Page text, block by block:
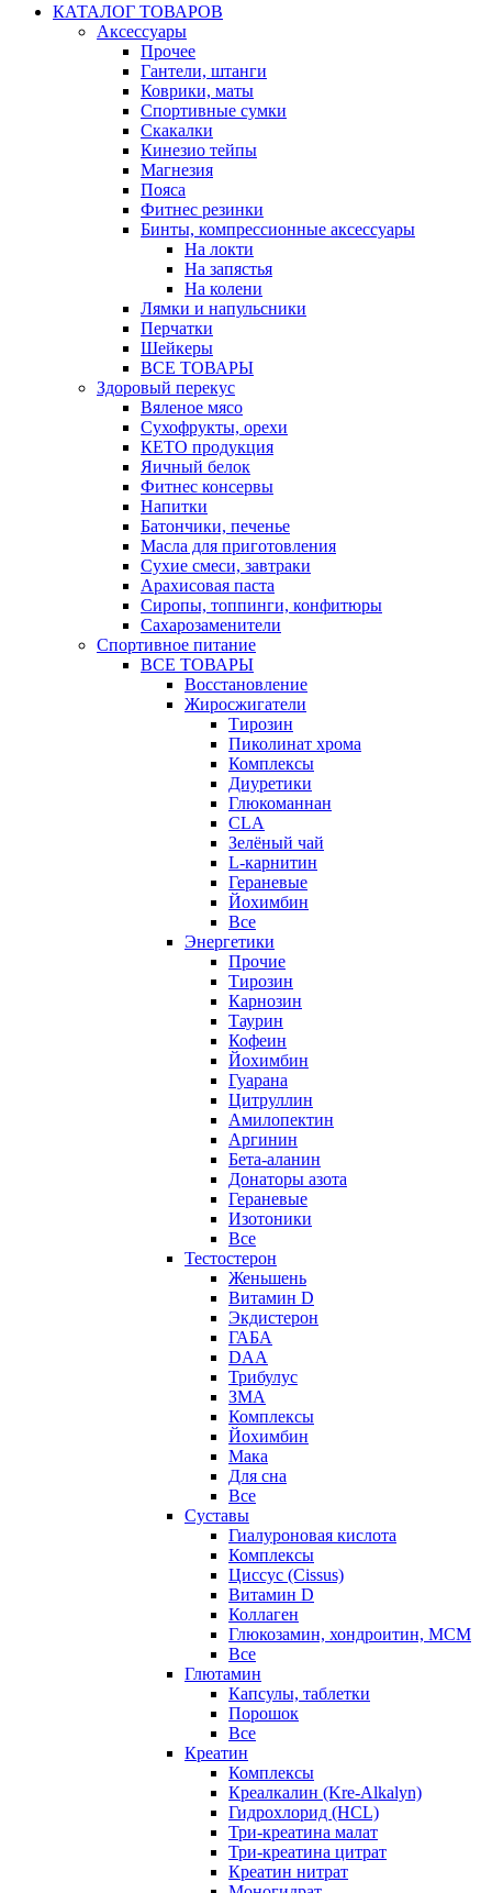
КАТАЛОГ ТОВАРОВ
Аксессуары
Прочее
Гантели, штанги
Коврики, маты
Спортивные сумки
Скакалки
Кинезио тейпы
Магнезия
Пояса
Фитнес резинки
Бинты, компрессионные аксессуары
На локти
На запястья
На колени
Лямки и напульсники
Перчатки
Шейкеры
ВСЕ ТОВАРЫ
Здоровый перекус
Вяленое мясо
Сухофрукты, орехи
КЕТО продукция
Яичный белок
Фитнес консервы
Напитки
Батончики, печенье
Масла для приготовления
Сухие смеси, завтраки
Арахисовая паста
Сиропы, топпинги, конфитюры
Сахарозаменители
Спортивное питание
ВСЕ ТОВАРЫ
Восстановление
Жиросжигатели
Тирозин
Пиколинат хрома
Комплексы
Диуретики
Глюкоманнан
CLA
Зелёный чай
L-карнитин
Гераневые
Йохимбин
Все
Энергетики
Прочие
Тирозин
Карнозин
Таурин
Кофеин
Йохимбин
Гуарана
Цитруллин
Амилопектин
Аргинин
Бета-аланин
Донаторы азота
Гераневые
Изотоники
Все
Тестостерон
Женьшень
Витамин D
Экдистерон
ГАБА
DAA
Трибулус
ЗМА
Комплексы
Йохимбин
Мака
Для сна
Все
Суставы
Гиалуроновая кислота
Комплексы
Циссус (Cissus)
Витамин D
Коллаген
Глюкозамин, хондроитин, МСМ
Все
Глютамин
Капсулы, таблетки
Порошок
Все
Креатин
Комплексы
Креалкалин (Kre-Alkalyn)
Гидрохлорид (HCL)
Три-креатина малат
Три-креатина цитрат
Креатин нитрат